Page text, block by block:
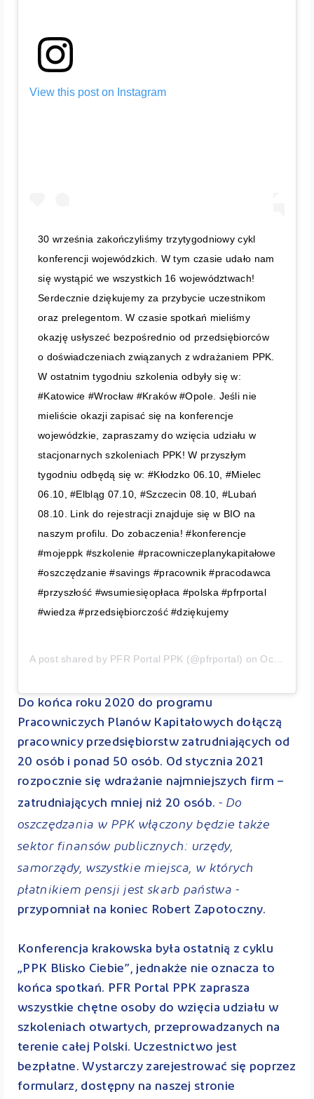
View this post on Instagram
30 września zakończyliśmy trzytygodniowy cykl
konferencji wojewódzkich. W tym czasie udało nam
się wystąpić we wszystkich 16 województwach!
Serdecznie dziękujemy za przybycie uczestnikom
oraz prelegentom. W czasie spotkań mieliśmy
okazję usłyszeć bezpośrednio od przedsiębiorców
o doświadczeniach związanych z wdrażaniem PPK.
W ostatnim tygodniu szkolenia odbyły się w:
#Katowice #Wrocław #Kraków #Opole. Jeśli nie
mieliście okazji zapisać się na konferencje
wojewódzkie, zapraszamy do wzięcia udziału w
stacjonarnych szkoleniach PPK! W przyszłym
tygodniu odbędą się w: #Kłodzko 06.10, #Mielec
06.10, #Elbląg 07.10, #Szczecin 08.10, #Lubań
08.10. Link do rejestracji znajduje się w BIO na
naszym profilu. Do zobaczenia! #konferencje
#mojeppk #szkolenie #pracowniczeplanykapitałowe
#oszczędzanie #savings #pracownik #pracodawca
#przyszłość #wsumiesięopłaca #polska #pfrportal
#wiedza #przedsiębiorczość #dziękujemy
A post shared by PFR Portal PPK (@pfrportal) on Oct 1, 2020 at 2:41am PDT
Do końca roku 2020 do programu
Pracowniczych Planów Kapitałowych dołączą
pracownicy przedsiębiorstw zatrudniających od
20 osób i ponad 50 osób. Od stycznia 2021
rozpocznie się wdrażanie najmniejszych firm –
zatrudniających mniej niż 20 osób. - Do
oszczędzania w PPK włączony będzie także
sektor finansów publicznych: urzędy,
samorządy, wszystkie miejsca, w których
płatnikiem pensji jest skarb państwa -
przypomniał na koniec Robert Zapotoczny.
Konferencja krakowska była ostatnią z cyklu
„PPK Blisko Ciebie”, jednakże nie oznacza to
końca spotkań. PFR Portal PPK zaprasza
wszystkie chętne osoby do wzięcia udziału w
szkoleniach otwartych, przeprowadzanych na
terenie całej Polski. Uczestnictwo jest
bezpłatne. Wystarczy zarejestrować się poprzez
formularz, dostępny na naszej stronie